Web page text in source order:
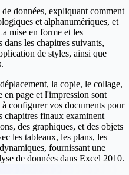
données, expliquant comment
et alphanumériques, et
mise en forme et les
dans les chapitres suivants,
de styles, ainsi que
la copie, le collage,
en page et l'impression sont
configurer vos documents pour
chapitres finaux examinent
des graphiques, et des objets
les tableaux, les plans, les
fournissant une
de données dans Excel 2010.